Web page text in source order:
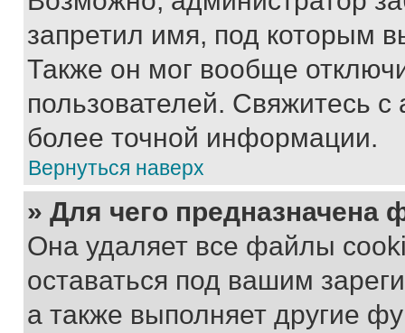
запретил имя, под которым
Также он мог вообще
пользователей. Свяжитесь
более точной информации.
Вернуться наверх
» Для чего предназначена
Она удаляет все файлы
оставаться под вашим
а также выполняет другие